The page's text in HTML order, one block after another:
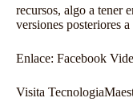
recursos, algo a tener
versiones posteriores
Enlace: Facebook
Visita